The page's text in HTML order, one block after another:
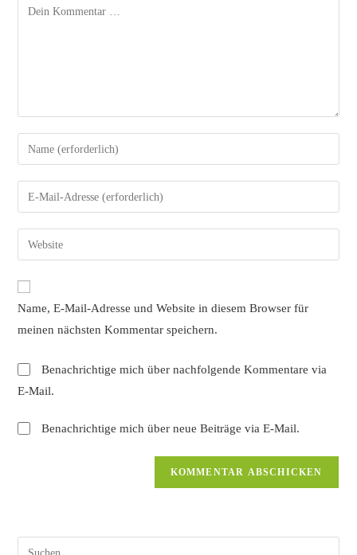
Kommentar
Gib
deinen
Namen
oder
zum
Kommentieren
ein
Gib
deine
E-
Mail-
zum
Kommentieren
ein
Gib
deine
Website-
(optional)
Name, E-Mail-Adresse und Website in diesem Browser für
meinen nächsten Kommentar speichern.
Benachrichtige mich über nachfolgende Kommentare via
E-Mail.
Benachrichtige mich über neue Beiträge via E-Mail.